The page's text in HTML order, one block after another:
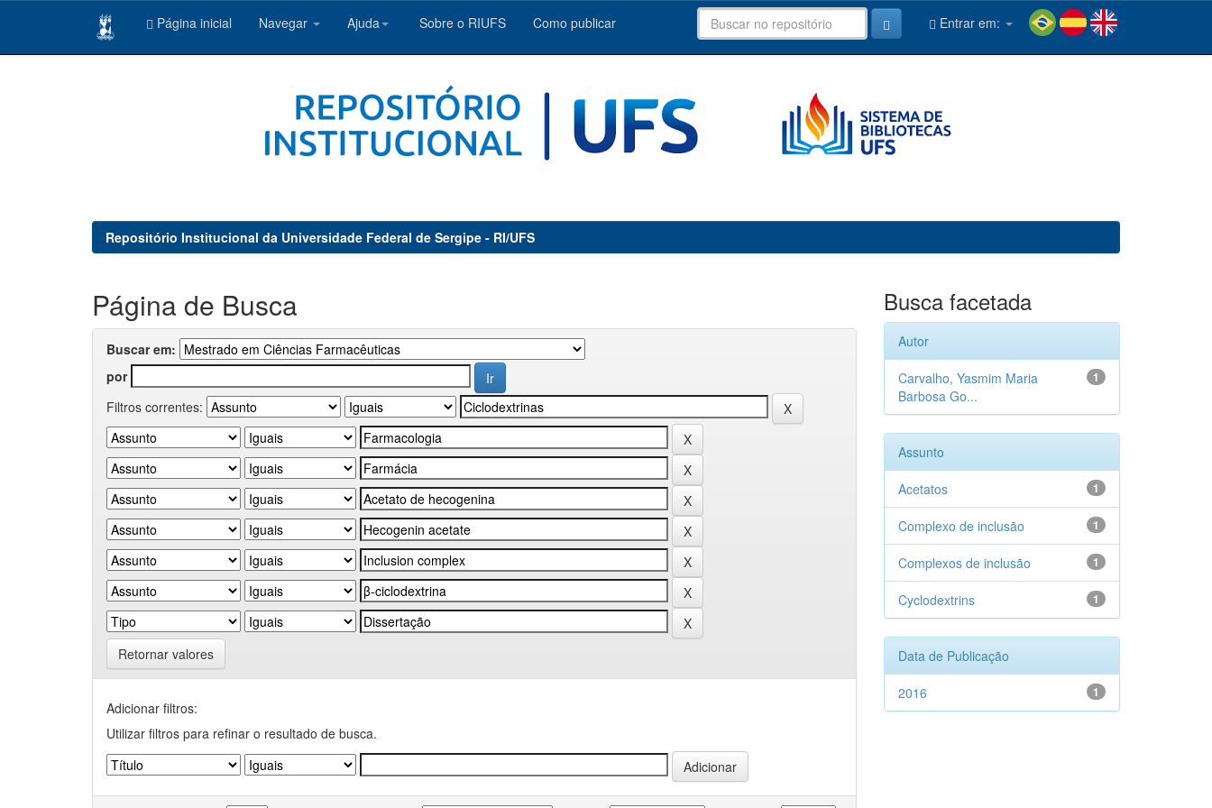
Página inicial Navegar Ajuda Sobre o RIUFS Como publicar Entrar em:
Repositório Institucional da Universidade Federal de Sergipe - RI/UFS
Página de Busca
Buscar em:
por
Filtros correntes:
Retornar valores
Adicionar filtros:
Utilizar filtros para refinar o resultado de busca.
Busca facetada
Autor
1
Carvalho, Yasmim Maria
Barbosa Go...
Assunto
1
Acetatos
1
Complexo de inclusão
1
Complexos de inclusão
1
Cyclodextrins
Data de Publicação
1
2016